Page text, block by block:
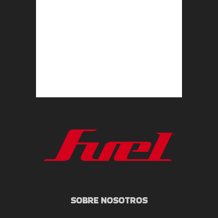
SOBRE NOSOTROS